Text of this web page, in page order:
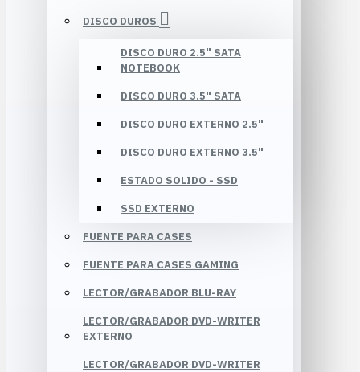
DISCO DUROS
DISCO DURO 2.5" SATA
NOTEBOOK
DISCO DURO 3.5" SATA
DISCO DURO EXTERNO 2.5"
DISCO DURO EXTERNO 3.5"
ESTADO SOLIDO - SSD
SSD EXTERNO
FUENTE PARA CASES
FUENTE PARA CASES GAMING
LECTOR/GRABADOR BLU-RAY
LECTOR/GRABADOR DVD-WRITER
EXTERNO
LECTOR/GRABADOR DVD-WRITER